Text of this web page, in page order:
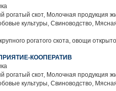
рогатый скот, Молочная продукция
культуры, Свиноводство,
рогатого скота, овощи
КООПЕРАТИВ
рогатый скот, Молочная продукция
культуры, Свиноводство,